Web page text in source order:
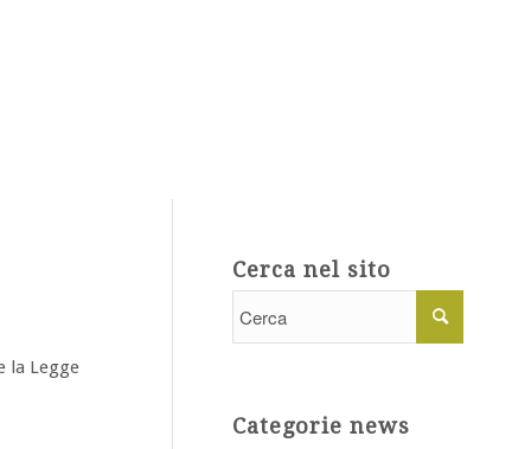
la Legge
Cerca nel sito
Categorie news